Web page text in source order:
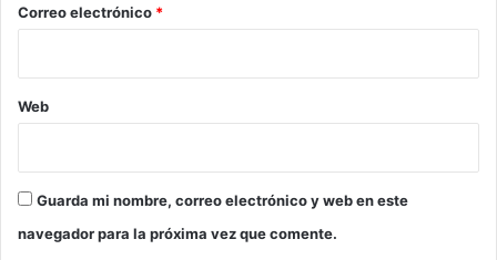
*
Correo electrónico *
Web
Guarda mi nombre, correo electrónico y web en este
navegador para la próxima vez que comente.